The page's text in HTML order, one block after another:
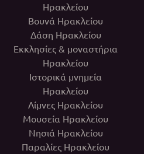
Ηρακλείου
Βουνά Ηρακλείου
Δάση Ηρακλείου
Εκκλησίες & μοναστήρια
Ηρακλείου
Ιστορικά μνημεία
Ηρακλείου
Λίμνες Ηρακλείου
Μουσεία Ηρακλείου
Νησιά Ηρακλείου
Παραλίες Ηρακλείου